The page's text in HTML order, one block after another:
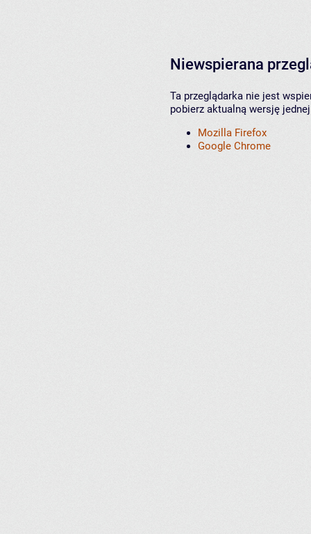
Niewspierana
Ta przeglądarka nie jest
pobierz aktualną wersję
Mozilla Firefox
Google Chrome